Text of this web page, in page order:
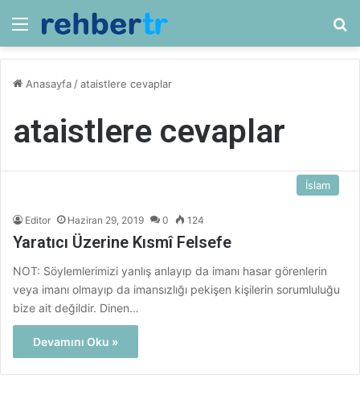
Menü
Anasayfa /ataistlere cevaplar
ataistlere cevaplar
İslam
Editor Haziran 29, 2019 0 124
Yaratıcı Üzerine Kısmî Felsefe
NOT: Söylemlerimizi yanlış anlayıp da imanı hasar görenlerin
veya imanı olmayıp da imansızlığı pekişen kişilerin sorumluluğu
bize ait değildir. Dinen…
Devamını Oku »